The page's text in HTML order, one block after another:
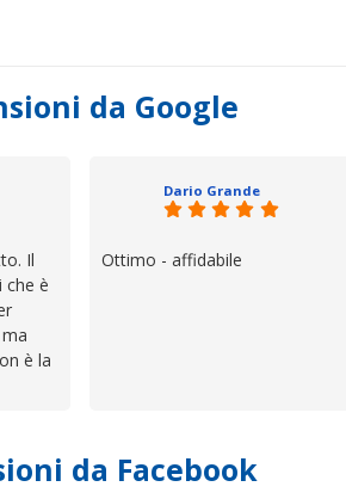
da Google
Il
che è
è la
ho
oltre
Dario Grande
Ottimo - affidabile
da Facebook